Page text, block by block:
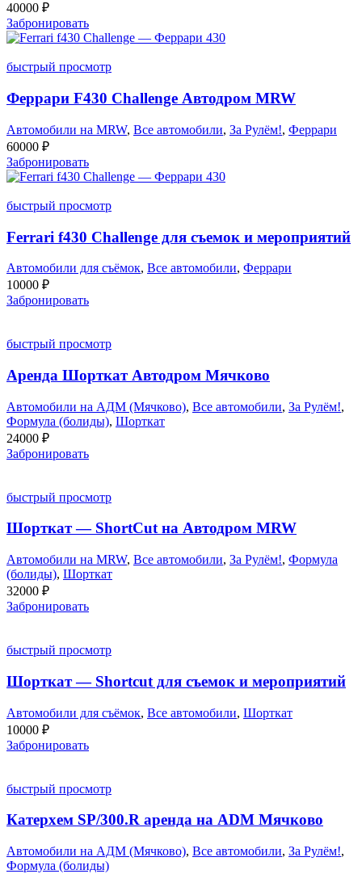
40000 ₽
Забронировать
быстрый просмотр
Феррари F430 Challenge Автодром MRW
Автомобили на MRW, Все автомобили, За Рулём!, Феррари
60000 ₽
Забронировать
быстрый просмотр
Ferrari f430 Challenge для съемок и мероприятий
Автомобили для съёмок, Все автомобили, Феррари
10000 ₽
Забронировать
быстрый просмотр
Аренда Шорткат Автодром Мячково
Автомобили на АДМ (Мячково), Все автомобили, За Рулём!,
Формула (болиды), Шорткат
24000 ₽
Забронировать
быстрый просмотр
Шорткат — ShortCut на Автодром MRW
Автомобили на MRW, Все автомобили, За Рулём!, Формула
(болиды), Шорткат
32000 ₽
Забронировать
быстрый просмотр
Шорткат — Shortcut для съемок и мероприятий
Автомобили для съёмок, Все автомобили, Шорткат
10000 ₽
Забронировать
быстрый просмотр
Катерхем SP/300.R аренда на ADM Мячково
Автомобили на АДМ (Мячково), Все автомобили, За Рулём!,
Формула (болиды)